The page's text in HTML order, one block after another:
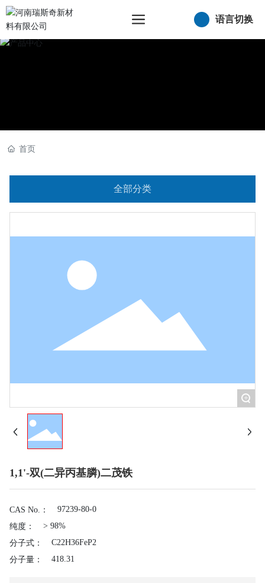
语言切换
首页
全部分类
+
1,1'-双(二异丙基膦)二茂铁
CAS No.：
97239-80-0
纯度：
> 98%
分子式：
C22H36FeP2
分子量：
418.31